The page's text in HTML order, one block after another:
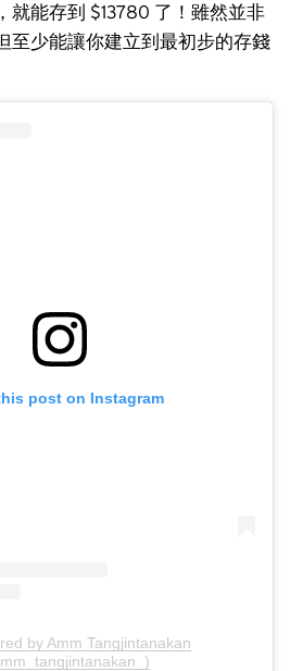
就能存到 $13780 了！雖然並非
至少能讓你建立到最初步的存錢
post on Instagram
by Amm Tangjintanakan